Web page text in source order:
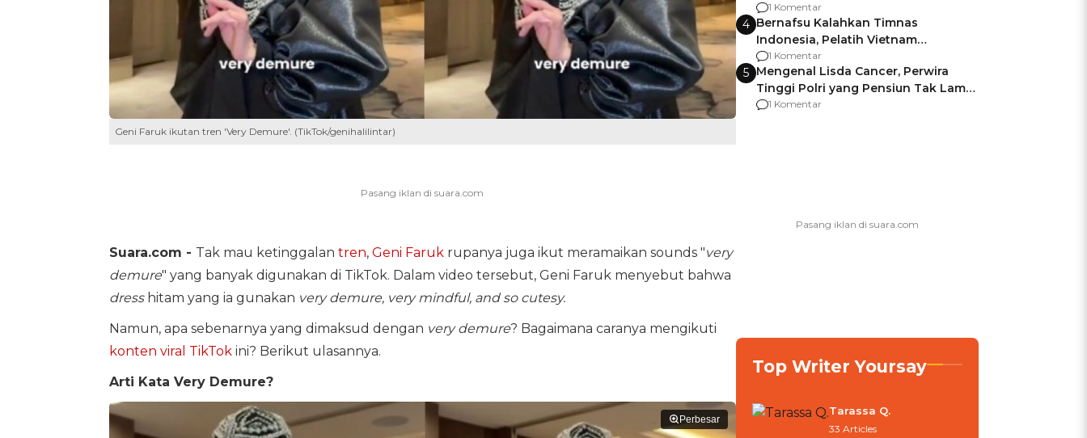
Geni Faruk ikutan tren 'Very Demure'. (TikTok/genihalilintar)
Suara.com - Tak mau ketinggalan tren, Geni Faruk rupanya juga ikut meramaikan sounds "very
demure" yang banyak digunakan di TikTok. Dalam video tersebut, Geni Faruk menyebut bahwa
dresshitam yang ia gunakan very demure, very mindful, and so cutesy.
Namun, apa sebenarnya yang dimaksud dengan very demure? Bagaimana caranya mengikuti
konten viral TikTok ini? Berikut ulasannya.
Arti Kata Very Demure?
Perbesar
Manchester United
1 Komentar
4 Bernafsu Kalahkan Timnas
Indonesia, Pelatih Vietnam
Berencana Pakai Jimat di Pakansari
1 Komentar
5 Mengenal Lisda Cancer, Perwira
Tinggi Polri yang Pensiun Tak Lama
Usai Jadi Brigjen
1 Komentar
Top Writer Yoursay
Tarassa Q.
33 Articles